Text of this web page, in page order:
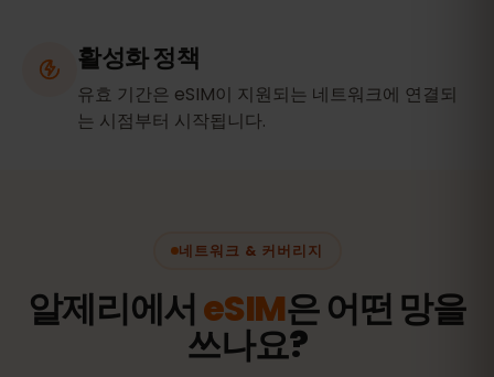
활성화 정책
유효 기간은 eSIM이 지원되는 네트워크에 연결되
는 시점부터 시작됩니다.
네트워크 & 커버리지
알제리에서eSIM은 어떤 망을
쓰나요?